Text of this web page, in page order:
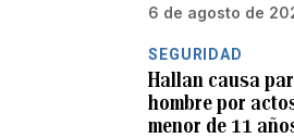
6 de agosto de
SEGURIDAD
Hallan causa
hombre por
menor de 11